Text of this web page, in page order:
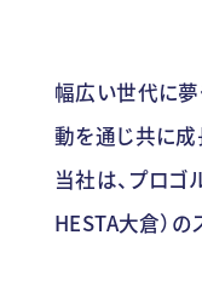
幅広い世代に夢
動を通じ共に成
当社は、プロゴ
HESTA大倉）の